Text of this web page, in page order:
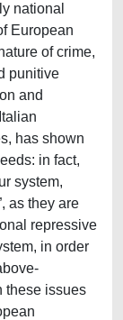
national
European
of crime,
punitive
and
has shown
in fact,
system,
as they are
repressive
in order
these issues